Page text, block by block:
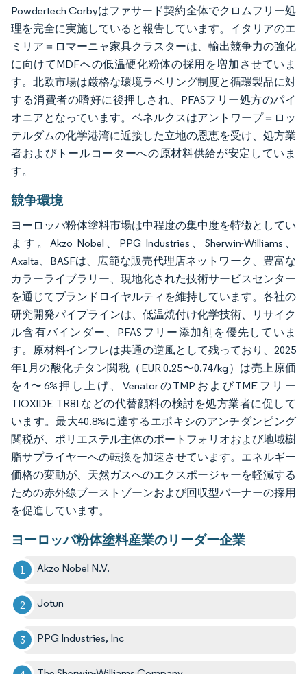
Powdertech Corbyはファサード契約全体でクロムフリー処
理を完全に実施していると報告しています。イタリアのエ
ミリア＝ロマーニャ家具クラスターは、輸出競争力の強化
に向けてMDFへの低温硬化粉体の採用を増加させていま
す。北欧市場は厳格な環境ラベリング制度と循環製品に対
する消費者の嗜好に後押しされ、PFASフリー処方のパイ
オニアとなっています。ベネルクスはアントワープ＝ロッ
テルダムの化学港湾に近接した立地の恩恵を受け、処方業
者およびトールコーターへの原材料供給が安定していま
す。
競争環境
ヨーロッパ粉体塗料市場は中程度の集中度を特徴としてい
ます。Akzo Nobel、PPG Industries、Sherwin-Williams、
Axalta、BASFは、広範な販売代理店ネットワーク、豊富な
カラーライブラリー、現地化された技術サービスセンター
を通じてブランドロイヤルティを維持しています。各社の
研究開発パイプラインは、低温焼付け化学技術、リサイク
ル含有バインダー、PFASフリー添加剤を優先していま
す。原材料インフレは共通の逆風として残っており、2025
年1月の酸化チタン関税（EUR 0.25〜0.74/kg）は売上原価
を4〜6%押し上げ、VenatorのTMPおよびTMEフリー
TIOXIDE TR81などの代替顔料の検討を処方業者に促して
います。最大40.8%に達するエポキシのアンチダンピング
関税が、ポリエステル主体のポートフォリオおよび地域樹
脂サプライヤーへの転換を加速させています。エネルギー
価格の変動が、天然ガスへのエクスポージャーを軽減する
ための赤外線ブーストゾーンおよび回収型バーナーの採用
を促進しています。
ヨーロッパ粉体塗料産業のリーダー企業
Akzo Nobel N.V.
Jotun
PPG Industries, Inc